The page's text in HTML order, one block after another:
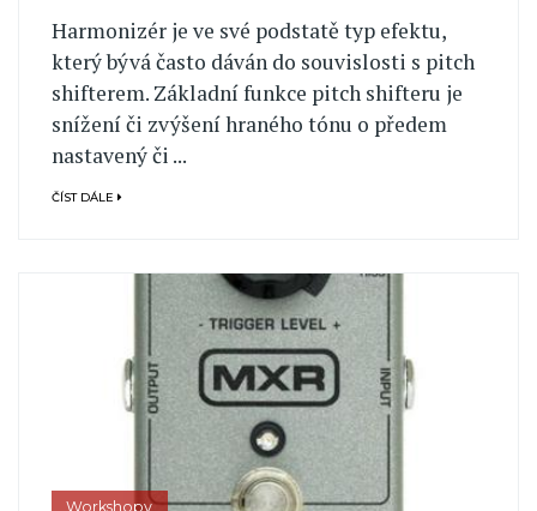
Harmonizér je ve své podstatě typ efektu,
který bývá často dáván do souvislosti s pitch
shifterem. Základní funkce pitch shifteru je
snížení či zvýšení hraného tónu o předem
nastavený či ...
ČÍST DÁLE
Workshopy